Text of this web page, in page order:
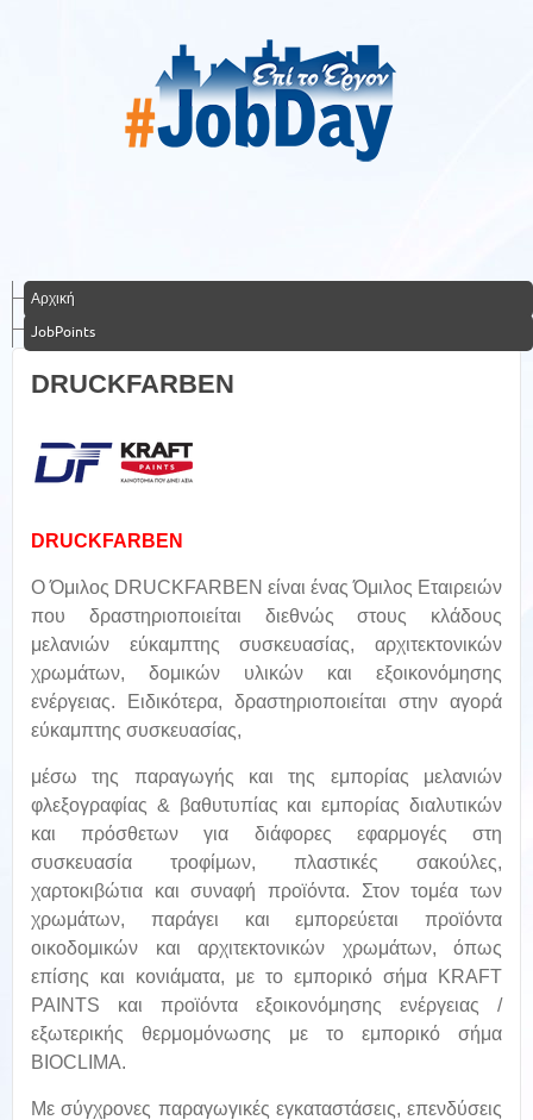
Αρχική
JobPoints
DRUCKFARBEN
DRUCKFARBEN
Ο Όμιλος DRUCKFARBEN είναι ένας Όμιλος Εταιρειών
που δραστηριοποιείται διεθνώς στους κλάδους
μελανιών εύκαμπτης συσκευασίας, αρχιτεκτονικών
χρωμάτων, δομικών υλικών και εξοικονόμησης
ενέργειας. Ειδικότερα, δραστηριοποιείται στην αγορά
εύκαμπτης συσκευασίας,
μέσω της παραγωγής και της εμπορίας μελανιών
φλεξογραφίας & βαθυτυπίας και εμπορίας διαλυτικών
και πρόσθετων για διάφορες εφαρμογές στη
συσκευασία τροφίμων, πλαστικές σακούλες,
χαρτοκιβώτια και συναφή προϊόντα. Στον τομέα των
χρωμάτων, παράγει και εμπορεύεται προϊόντα
οικοδομικών και αρχιτεκτονικών χρωμάτων, όπως
επίσης και κονιάματα, με το εμπορικό σήμα KRAFT
PAINTS και προϊόντα εξοικονόμησης ενέργειας /
εξωτερικής θερμομόνωσης με το εμπορικό σήμα
BIOCLIMA.
Με σύγχρονες παραγωγικές εγκαταστάσεις, επενδύσεις